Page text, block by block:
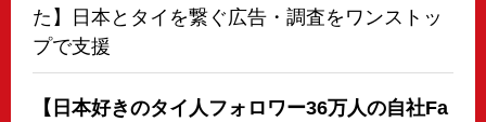
た】日本とタイを繋ぐ広告・調査をワンストッ
プで支援
【日本好きのタイ人フォロワー36万人の自社Fa